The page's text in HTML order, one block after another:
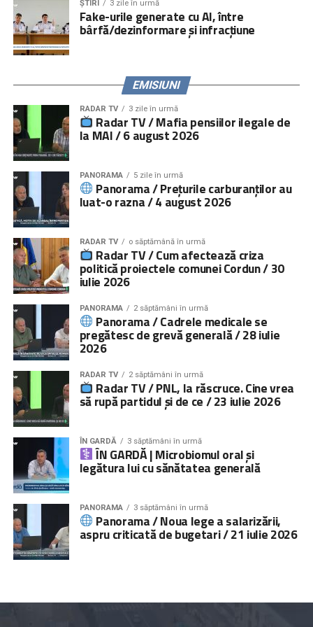
interactive a site-uluiwww.copiisinguriacasa.ro, liniei
telefonice dedicate, activităţi de informare și consiliere a
părinţilor la puncte de trecere a frontierei, prin caravane
Context
Amploarea fenomenului copiilor cu părinții plecați la muncă
servicii specializate destinate acestor copii. Organizația
Salvați Copiii a creat astfel de servicii, adresate atât
copiilor, cât și părinților lor și persoanelor în grija cărora au
Peste 18.000 de copii şi 12.000 de adulți, persoane în
grija cărora au rămas sau părinți, au beneficiat până acum
de servicii de intervenție directă (consiliere psihologică şi
socială, activități de suport școlar şi activități de
socializare pentru copii; educație parentală, consiliere
socială şi îndrumare juridică pentru adulți).
Peste000 de persoane
fost informate cu privire la impactul negativ pe care
plecarea părinților îl are asupra copiilor rămași acasă şi la
obligațiile ce le revin părinților la părăsirea țării prin
campanii media și online.
Serviciile de consiliere psihologică și juridică pot fi
accesate prin linia telefonică
platformawww.copiisinguriacasa.ro
ȘTIRI 3 zile în urmă
Fake-urile generate cu AI, între
bârfă/dezinformare și infracțiune
EMISIUNI
RADAR TV 3 zile în urmă
Radar TV / Mafia pensiilor ilegale de
la MAI / 6 august 2026
PANORAMA 5 zile în urmă
Panorama / Prețurile carburanților au
luat-o razna / 4 august 2026
RADAR TV o săptămână în urmă
Radar TV / Cum afectează criza
politică proiectele comunei Cordun / 30
iulie 2026
PANORAMA 2 săptămâni în urmă
Panorama / Cadrele medicale se
pregătesc de grevă generală / 28 iulie
2026
RADAR TV 2 săptămâni în urmă
Radar TV / PNL, la răscruce. Cine vrea
să rupă partidul și de ce / 23 iulie 2026
ÎN GARDĂ 3 săptămâni în urmă
ÎN GARDĂ | Microbiomul oral și
legătura lui cu sănătatea generală
PANORAMA 3 săptămâni în urmă
Panorama / Noua lege a salarizării,
aspru criticată de bugetari / 21 iulie 2026